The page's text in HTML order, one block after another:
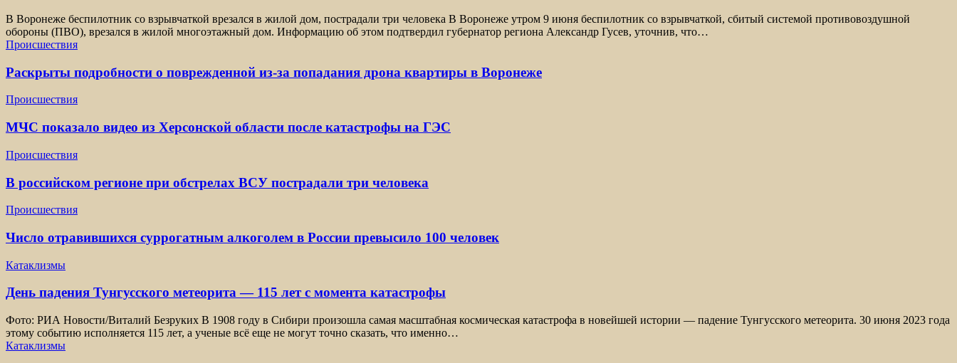
В Воронеже беспилотник со взрывчаткой врезался в жилой дом, пострадали три человека В Воронеже утром 9 июня беспилотник со взрывчаткой, сбитый системой противовоздушной
обороны (ПВО), врезался в жилой многоэтажный дом. Информацию об этом подтвердил губернатор региона Александр Гусев, уточнив, что…
Происшествия
Раскрыты подробности о поврежденной из-за попадания дрона квартиры в Воронеже
Происшествия
МЧС показало видео из Херсонской области после катастрофы на ГЭС
Происшествия
В российском регионе при обстрелах ВСУ пострадали три человека
Происшествия
Число отравившихся суррогатным алкоголем в России превысило 100 человек
Катаклизмы
День падения Тунгусского метеорита — 115 лет с момента катастрофы
Фото: РИА Новости/Виталий Безруких В 1908 году в Сибири произошла самая масштабная космическая катастрофа в новейшей истории — падение Тунгусского метеорита. 30 июня 2023 года
этому событию исполняется 115 лет, а ученые всё еще не могут точно сказать, что именно…
Катаклизмы